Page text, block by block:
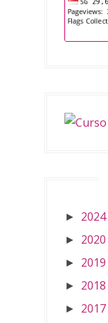
► 2024
► 2020
► 2019
► 2018
► 2017